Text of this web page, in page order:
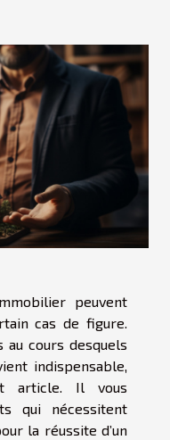
peuvent
cas de figure.
cours desquels
indispensable,
article. Il vous
qui nécessitent
la réussite d’un